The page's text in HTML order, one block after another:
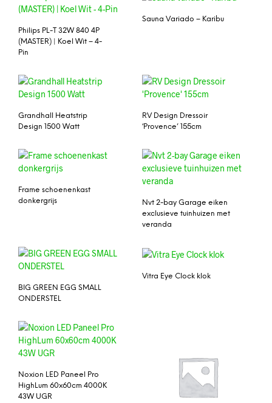
Philips PL-T 32W 840 4P
(MASTER) | Koel Wit – 4-
Pin
Sauna Variado – Karibu
Grandhall Heatstrip
Design 1500 Watt
RV Design Dressoir
‘Provence’ 155cm
Frame schoenenkast
donkergrijs
Nvt 2-bay Garage eiken
exclusieve tuinhuizen met
veranda
BIG GREEN EGG SMALL
ONDERSTEL
Vitra Eye Clock klok
Noxion LED Paneel Pro
HighLum 60x60cm 4000K
43W UGR